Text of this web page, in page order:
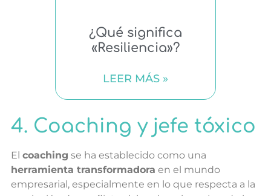
¿Qué significa
«Resiliencia»?
LEER MÁS »
4. Coaching y jefe tóxico
El coaching se ha establecido como una
herramienta transformadora en el mundo
empresarial, especialmente en lo que respecta a la